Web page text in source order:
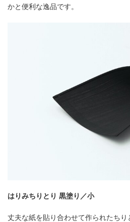
かと便利な逸品です。
はりみちりとり 黒塗り／小
丈夫な紙を貼り合わせて作られたちり